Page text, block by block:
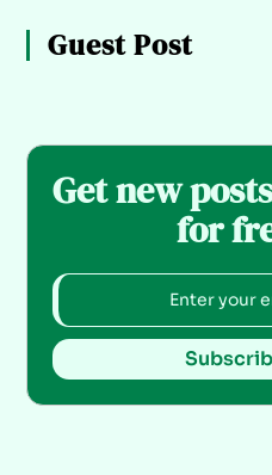
Guest Post
Get new
for